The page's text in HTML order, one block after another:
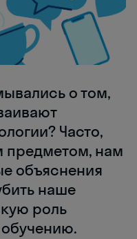
о том,
Часто,
предметом, нам
объяснения
наше
роль